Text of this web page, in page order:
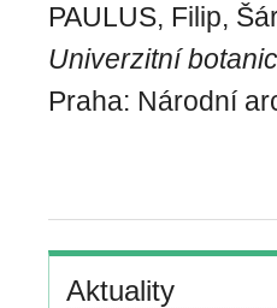
PAULUS, Filip,
Univerzitní
Praha: Národní
Aktuality